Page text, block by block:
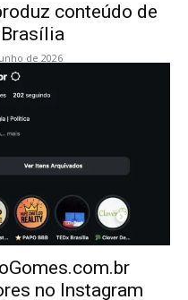
conteúdo de
de 2026
no Instagram